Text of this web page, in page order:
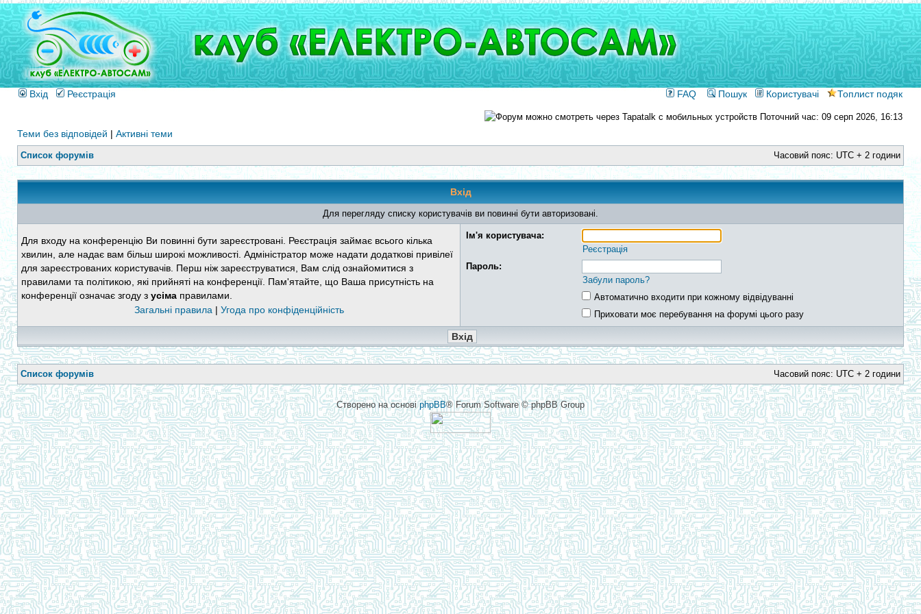
Вхід Реєстрація FAQ Пошук Користувачі Топлист подяк
Поточний час: 09 серп 2026, 16:13
Теми без відповідей | Активні теми
Список форумів Часовий пояс: UTC + 2 години
Вхід
Для перегляду списку користувачів ви повинні бути авторизовані.
Для входу на конференцію Ви повинні бути зареєстровані. Реєстрація займає всього кілька
хвилин, але надає вам більш широкі можливості. Адміністратор може надати додаткові привілеї
для зареєстрованих користувачів. Перш ніж зареєструватися, Вам слід ознайомитися з
правилами та політикою, які прийняті на конференції. Пам'ятайте, що Ваша присутність на
конференції означає згоду з усіма правилами.
Загальні правила | Угода про конфіденційність
Ім'я користувача:
Реєстрація
Пароль:
Забули пароль?
Автоматично входити при кожному відвідуванні
Приховати моє перебування на форумі цього разу
Список форумів Часовий пояс: UTC + 2 години
Створено на основіphpBB® Forum Software © phpBB Group